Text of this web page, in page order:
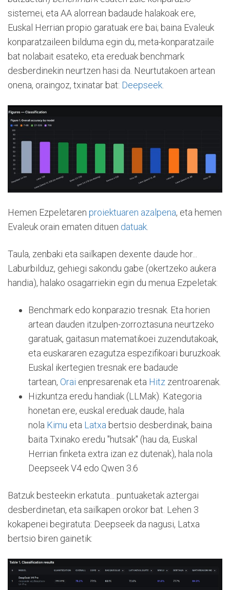
sistemei, eta AA alorrean badaude halakoak ere,
Euskal Herrian propio garatuak ere bai; baina Evaleuk
konparatzaileen bilduma egin du, meta-konparatzaile
bat nolabait esateko, eta ereduak benchmark
desberdinekin neurtzen hasi da. Neurtutakoen artean
onena, oraingoz, txinatar bat: Deepseek
Hemen Ezpeletaren proiektuaren azalpena, eta hemen
Evaleuk orain ematen dituen datuak
Taula, zenbaki eta sailkapen dexente daude hor...
Laburbilduz, gehiegi sakondu gabe (okertzeko aukera
handia), halako osagarriekin egin du menua Ezpeletak:
Benchmark edo konparazio tresnak. Eta horien
artean dauden itzulpen-zorroztasuna neurtzeko
garatuak, gaitasun matematikoei zuzendutakoak,
eta euskararen ezagutza espezifikoari buruzkoak.
Euskal ikertegien tresnak ere badaude
tartean, Orai enpresarenak eta Hitz zentroarenak.
Hizkuntza eredu handiak (LLMak). Kategoria
honetan ere, euskal ereduak daude, hala
nola Kimu eta Latxa bertsio desberdinak, baina
baita Txinako eredu "hutsak" (hau da, Euskal
Herrian finketa extra izan ez dutenak), hala nola
Deepseek V4 edo Qwen 3.6
Batzuk besteekin erkatuta... puntuaketak aztergai
desberdinetan, eta sailkapen orokor bat. Lehen 3
kokapenei begiratuta: Deepseek da nagusi, Latxa
bertsio biren gainetik: